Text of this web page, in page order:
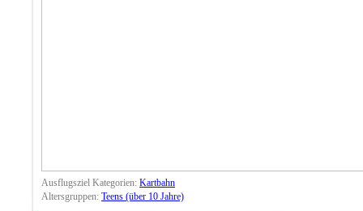
Ausflugsziel Kategorien:Kartbahn
Altersgruppen:Teens (über 10 Jahre)